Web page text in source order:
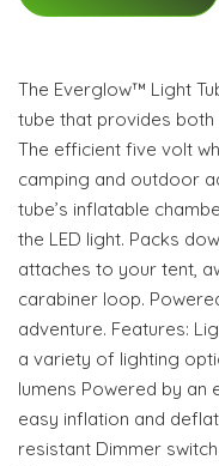
The Everglow™ Light
tube that provides both
The efficient five volt
camping and outdoor
tube’s inflatable
the LED light. Packs
attaches to your tent,
carabiner loop.
adventure. Features:
a variety of lighting
lumens Powered by an
easy inflation and
resistant Dimmer